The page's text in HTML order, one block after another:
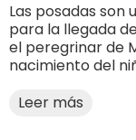
Las posadas
para la llegada
el peregrinar de
nacimiento del
Leer más